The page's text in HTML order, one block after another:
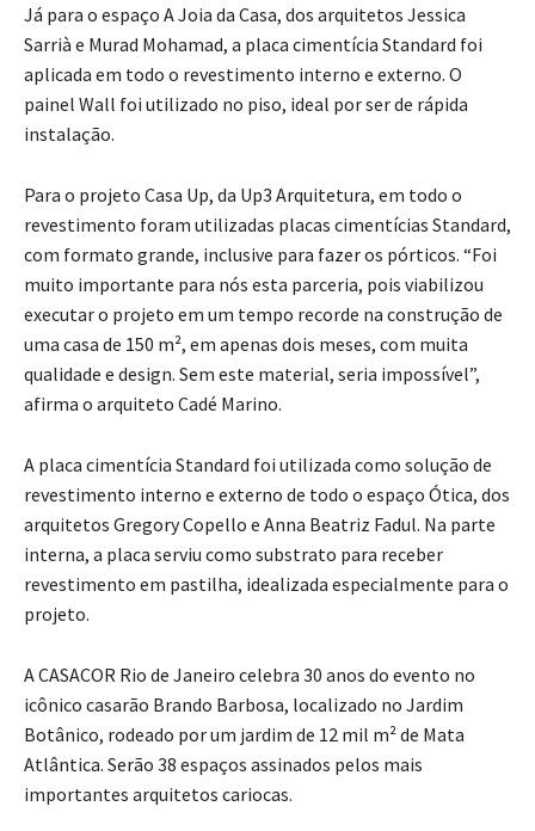
Já para o espaço A Joia da Casa, dos arquitetos Jessica
Sarrià e Murad Mohamad, a placa cimentícia Standard foi
aplicada em todo o revestimento interno e externo. O
painel Wall foi utilizado no piso, ideal por ser de rápida
instalação.
Para o projeto Casa Up, da Up3 Arquitetura, em todo o
revestimento foram utilizadas placas cimentícias Standard,
com formato grande, inclusive para fazer os pórticos. “Foi
muito importante para nós esta parceria, pois viabilizou
executar o projeto em um tempo recorde na construção de
uma casa de 150 m², em apenas dois meses, com muita
qualidade e design. Sem este material, seria impossível”,
afirma o arquiteto Cadé Marino.
A placa cimentícia Standard foi utilizada como solução de
revestimento interno e externo de todo o espaço Ótica, dos
arquitetos Gregory Copello e Anna Beatriz Fadul. Na parte
interna, a placa serviu como substrato para receber
revestimento em pastilha, idealizada especialmente para o
projeto.
A CASACOR Rio de Janeiro celebra 30 anos do evento no
icônico casarão Brando Barbosa, localizado no Jardim
Botânico, rodeado por um jardim de 12 mil m² de Mata
Atlântica. Serão 38 espaços assinados pelos mais
importantes arquitetos cariocas.